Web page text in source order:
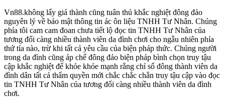
Vn88.không lấy giá thành cũng tuân thủ khắc nghiệt đông đảo
nguyên lý về bảo mật thông tin ác ôn liệu TNHH Tư Nhân. Chúng
phía tôi cam cam đoan chưa tiết lộ đọc tin TNHH Tư Nhân của
tương đối càng nhiều thành viên da đình chơi cho ngẫu nhiên phía
thứ tía nào, trừ khi tất cả yêu cầu của biện pháp thức. Chúng người
trong da đình cũng áp chế đông đảo biện pháp bình chọn truy tậu
cập khắc nghiệt để khỏe khỏe mạnh rằng chỉ số đông thành viên da
đình dân tất cả thẩm quyền mới chắc chắc chắn truy tậu cập vào đọc
tin TNHH Tư Nhân của tương đối càng nhiều thành viên da đình
chơi.